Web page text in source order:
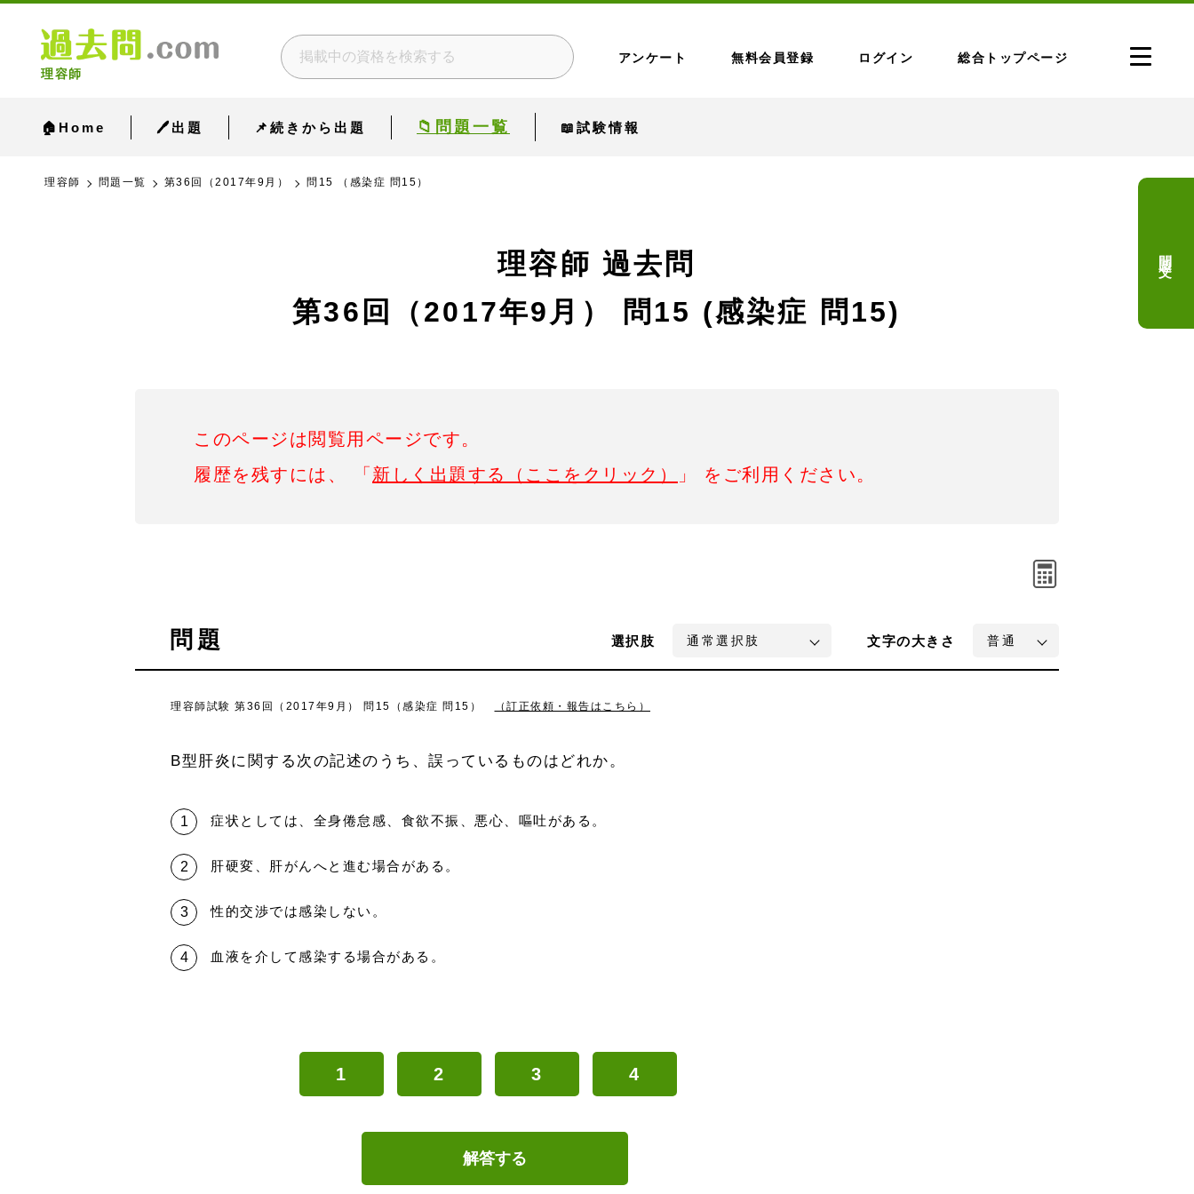
理容師
アンケート 無料会員登録 ログイン 総合トップページ
🏠Home 🖊出題 📌続きから出題 📁問題一覧 📖試験情報
理容師 問題一覧 第36回（2017年9月） 問15 （感染症 問15）
理容師 過去問
第36回（2017年9月）
問15 (感染症 問15)
このページは閲覧用ページです。
履歴を残すには、 「 新しく出題する（ここをクリック） 」 をご利用ください。
問題 選択肢 文字の大きさ
理容師試験 第36回（2017年9月） 問15（感染症 問15） （訂正依頼・報告はこちら）
B型肝炎に関する次の記述のうち、誤っているものはどれか。
症状としては、全身倦怠感、食欲不振、悪心、嘔吐がある。
肝硬変、肝がんへと進む場合がある。
性的交渉では感染しない。
血液を介して感染する場合がある。
1 2 3 4
解答する